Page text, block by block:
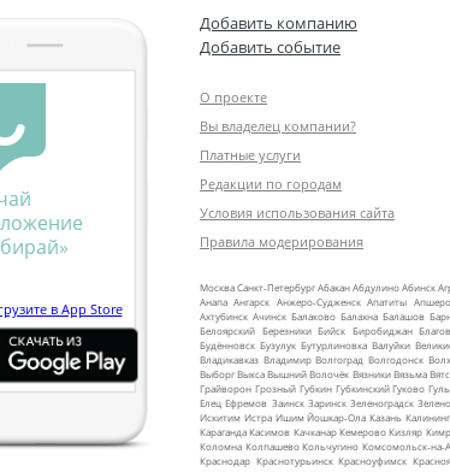
Добавить компанию
Добавить событие
О проекте
Вы владелец компании?
Платные услуги
Редакции по городам
Условия использования сайта
Правила модерирования
МоскваСанкт‑ПетербургАбаканАбдулиноАбинск
Анапа Ангарск Анжеро‑Судженск Апатиты
Ахтубинск Ачинск Балаково Балахна Балашов
Белоярский Березники Бийск Биробиджан
Будённовск Бузулук Бутурлиновка Валуйки
Владикавказ Владимир Волгоград Волгодонск
ВыборгВыкса Вышний Волочёк Вязники Вязьма
Грайворон Грозный Губкин Губкинский Гуково
Елец Ефремов Заинск Заринск Зеленоградск
Искитим Истра Ишим Йошкар‑Ола Казань
Караганда Касимов Качканар Кемерово Кизляр
Коломна Колпашево Кольчугино
Краснодар Краснотурьинск Красноуфимск